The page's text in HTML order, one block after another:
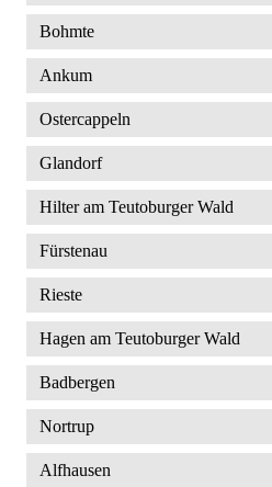
Bohmte
Ankum
Ostercappeln
Glandorf
Hilter am Teutoburger Wald
Fürstenau
Rieste
Hagen am Teutoburger Wald
Badbergen
Nortrup
Alfhausen